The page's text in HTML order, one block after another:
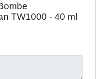
TW1000 - 40 ml